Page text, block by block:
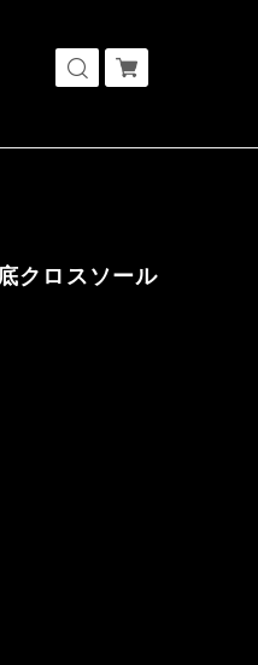
クロスソール